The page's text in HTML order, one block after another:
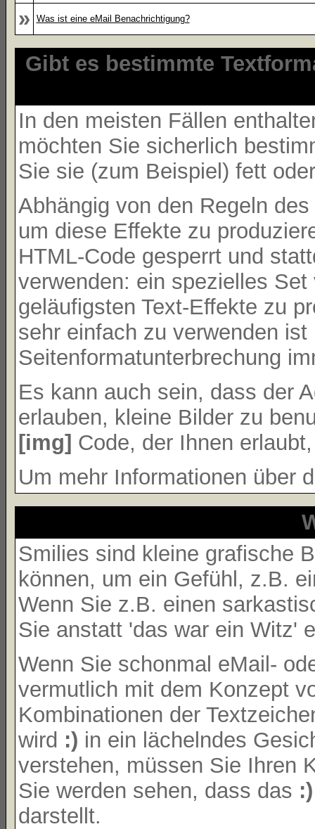
» Was ist eine eMail Benachrichtigung?
Gibt es bestimmte
In den meisten Fällen
möchten Sie sicherlich
Sie sie (zum Beispiel) fett
Abhängig von den Regeln
um diese Effekte zu
HTML-Code gesperrt und
verwenden: ein spezielles
geläufigsten Text-Effekte zu
sehr einfach zu verwenden
Seitenformatunterbrechung
Es kann auch sein, dass der
erlauben, kleine Bilder zu
[img] Code, der Ihnen
Um mehr Informationen über
Smilies sind kleine grafische
können, um ein Gefühl, z.B.
Wenn Sie z.B. einen
Sie anstatt 'das war ein Witz'
Wenn Sie schonmal eMail-
vermutlich mit dem Konzept
Kombinationen der
wird :) in ein lächelndes
verstehen, müssen Sie Ihren
Sie werden sehen, dass das :)
darstellt.